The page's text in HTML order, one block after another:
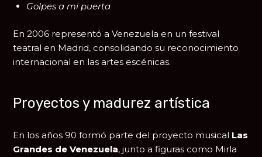
Golpes a mi puerta
En 2006 representó a Venezuela en un festival
teatral en Madrid, consolidando su reconocimiento
internacional en las artes escénicas.
Proyectos y madurez artística
En los años 90 formó parte del proyecto musical Las
Grandes de Venezuela, junto a figuras como Mirla